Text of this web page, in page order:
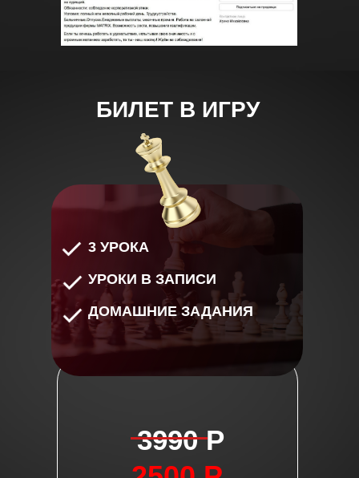
3990 Р
БИЛЕТ В ИГРУ
3 УРОКА
УРОКИ В ЗАПИСИ
ДОМАШНИЕ ЗАДАНИЯ